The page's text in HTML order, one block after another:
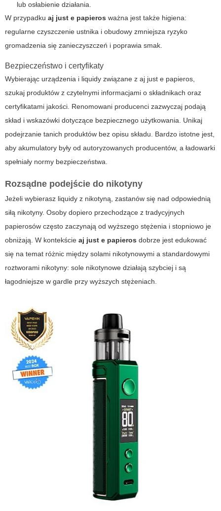
lub osłabienie działania.
W przypadku aj just e papieros ważna jest także higiena:
regularne czyszczenie ustnika i obudowy zmniejsza ryzyko
gromadzenia się zanieczyszczeń i poprawia smak.
Bezpieczeństwo i certyfikaty
Wybierając urządzenia i liquidy związane z aj just e papieros,
szukaj produktów z czytelnymi informacjami o składnikach oraz
certyfikatami jakości. Renomowani producenci zazwyczaj podają
skład i wskazówki dotyczące bezpiecznego użytkowania. Unikaj
podejrzanie tanich produktów bez opisu składu. Bardzo istotne jest,
aby akumulatory były od autoryzowanych producentów, a ładowarki
spełniały normy bezpieczeństwa.
Rozsądne podejście do nikotyny
Jeżeli wybierasz liquidy z nikotyną, zastanów się nad odpowiednią
siłą nikotyny. Osoby dopiero przechodzące z tradycyjnych
papierosów często zaczynają od wyższego stężenia i stopniowo je
obniżają. W kontekście aj just e papieros dobrze jest edukować
się na temat różnic między solami nikotynowymi a standardowymi
roztworami nikotyny: sole nikotynowe działają szybciej i są
łagodniejsze w gardle przy wyższych stężeniach.